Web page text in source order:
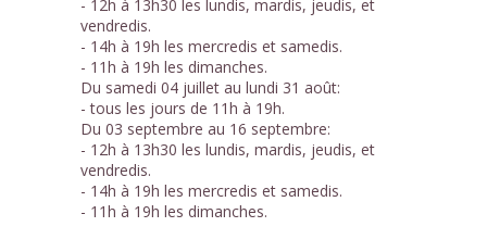
- 12h à 13h30 les lundis, mardis, jeudis, et
vendredis.
- 14h à 19h les mercredis et samedis.
- 11h à 19h les dimanches.
Du samedi 04 juillet au lundi 31 août:
- tous les jours de 11h à 19h.
Du 03 septembre au 16 septembre:
- 12h à 13h30 les lundis, mardis, jeudis, et
vendredis.
- 14h à 19h les mercredis et samedis.
- 11h à 19h les dimanches.